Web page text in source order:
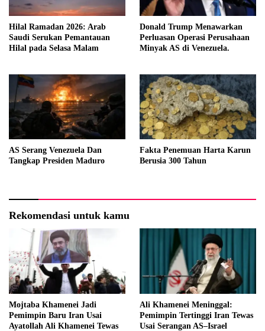
Hilal Ramadan 2026: Arab
Saudi Serukan Pemantauan
Hilal pada Selasa Malam
Donald Trump Menawarkan
Perluasan Operasi Perusahaan
Minyak AS di Venezuela.
AS Serang Venezuela Dan
Tangkap Presiden Maduro
Fakta Penemuan Harta Karun
Berusia 300 Tahun
Rekomendasi untuk kamu
Mojtaba Khamenei Jadi
Pemimpin Baru Iran Usai
Ayatollah Ali Khamenei Tewas
Ali Khamenei Meninggal:
Pemimpin Tertinggi Iran Tewas
Usai Serangan AS–Israel